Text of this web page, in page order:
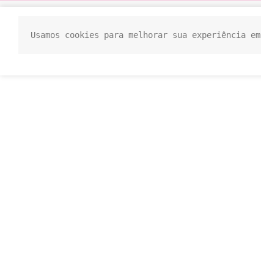
Usamos cookies para melhorar sua experiência